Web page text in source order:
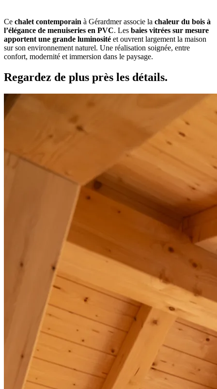
Ce chalet contemporain à Gérardmer associe la chaleur du bois à
l’élégance de menuiseries en PVC. Les baies vitrées sur mesure
apportent une grande luminosité et ouvrent largement la maison
sur son environnement naturel. Une réalisation soignée, entre
confort, modernité et immersion dans le paysage.
Regardez de plus près les détails.